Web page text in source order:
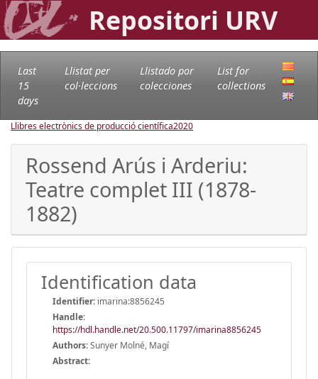
Repositori URV
Last
15
days
Llistat per
col·leccions
Llistado por
colecciones
List for
collections
Llibres electrònics de producció científica2020
Rossend Arús i Arderiu:
Teatre complet III (1878-
1882)
Identification data
Identifier: imarina:8856245
Handle:
https://hdl.handle.net/20.500.11797/imarina8856245
Authors:Sunyer Molné, Magí
Abstract: